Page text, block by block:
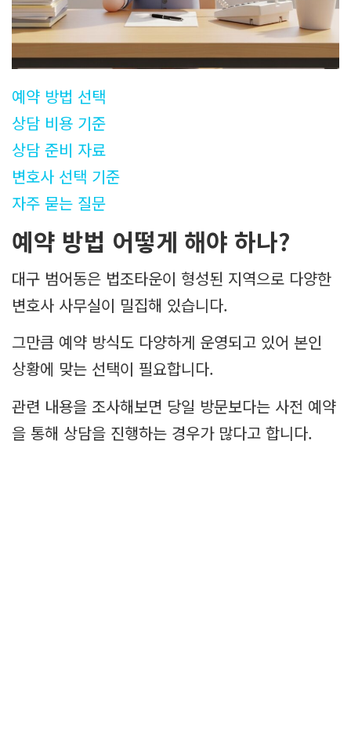
예약 방법 선택
상담 비용 기준
상담 준비 자료
변호사 선택 기준
자주 묻는 질문
예약 방법 어떻게 해야 하나?
대구 범어동은 법조타운이 형성된 지역으로 다양한
변호사 사무실이 밀집해 있습니다.
그만큼 예약 방식도 다양하게 운영되고 있어 본인
상황에 맞는 선택이 필요합니다.
관련 내용을 조사해보면 당일 방문보다는 사전 예약
을 통해 상담을 진행하는 경우가 많다고 합니다.